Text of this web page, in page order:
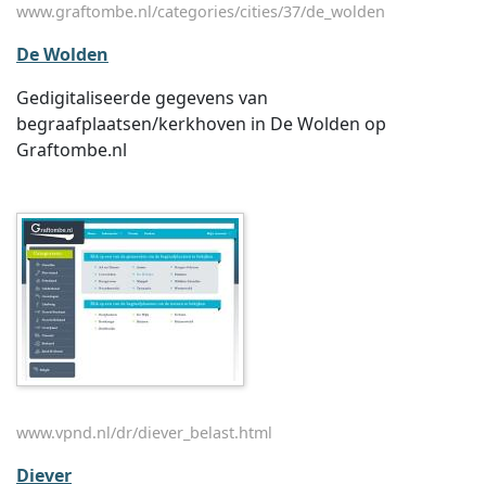
www.graftombe.nl/categories/cities/37/de_wolden
De Wolden
Gedigitaliseerde gegevens van
begraafplaatsen/kerkhoven in De Wolden op
Graftombe.nl
www.vpnd.nl/dr/diever_belast.html
Diever